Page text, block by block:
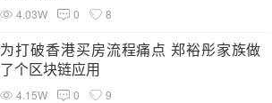
4.03W 0 8
为打破香港买房流程痛点 郑裕彤家族做
了个区块链应用
4.15W 0 9